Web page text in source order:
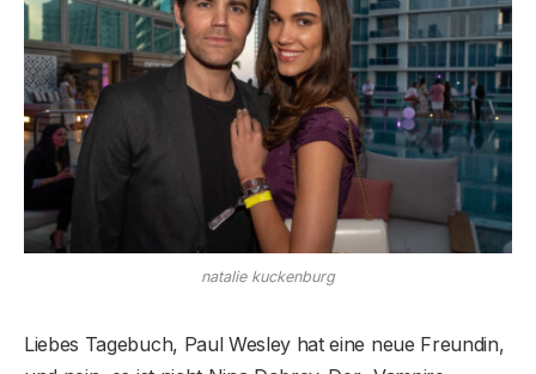
natalie kuckenburg
Liebes Tagebuch, Paul Wesley hat eine neue Freundin,